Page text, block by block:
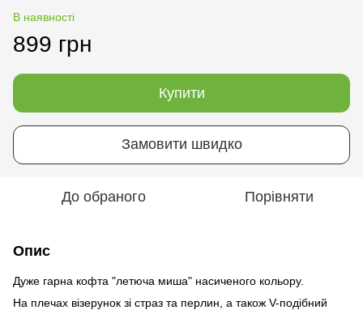
В наявності
899 грн
Купити
Замовити швидко
До обраного Порівняти
Опис
Дуже гарна кофта "летюча миша" насиченого кольору.
На плечах візерунок зі страз та перлин, а також V-подібний